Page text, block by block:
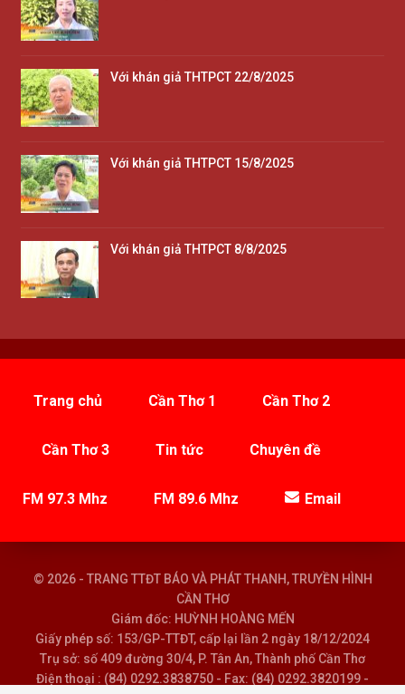
Với khán giả THTPCT 22/8/2025
Với khán giả THTPCT 15/8/2025
Với khán giả THTPCT 8/8/2025
Trang chủ Cần Thơ 1 Cần Thơ 2
Cần Thơ 3 Tin tức Chuyên đề
FM 97.3 Mhz FM 89.6 Mhz Email
© 2026 - TRANG TTĐT BÁO VÀ PHÁT THANH, TRUYỀN HÌNH
CẦN THƠ
Giám đốc: HUỲNH HOÀNG MẾN
Giấy phép số: 153/GP-TTĐT, cấp lại lần 2 ngày 18/12/2024
Trụ sở: số 409 đường 30/4, P. Tân An, Thành phố Cần Thơ
Điện thoại : (84) 0292.3838750 - Fax: (84) 0292.3820199 -